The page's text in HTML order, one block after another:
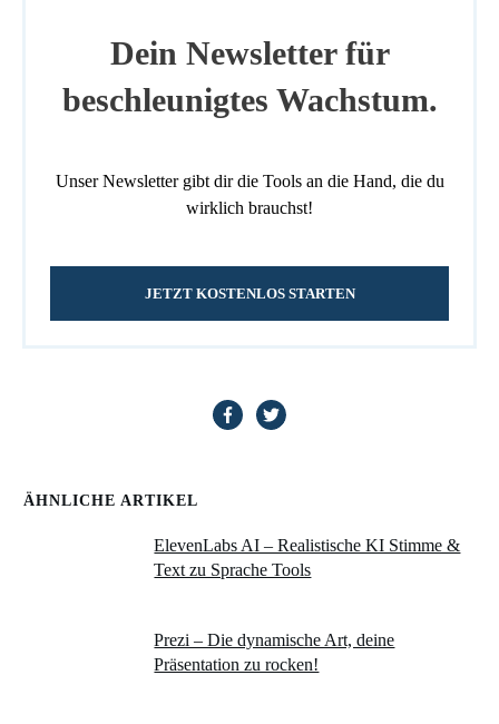
Dein Newsletter für
beschleunigtes Wachstum.
Unser Newsletter gibt dir die Tools an die Hand, die du
wirklich brauchst!
JETZT KOSTENLOS STARTEN
ÄHNLICHE ARTIKEL
ElevenLabs AI – Realistische KI Stimme &
Text zu Sprache Tools
Prezi – Die dynamische Art, deine
Präsentation zu rocken!